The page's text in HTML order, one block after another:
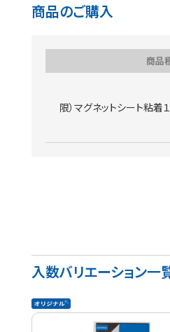
商品のご購入
商品
限）マグネットシート粘着
入数バリエーション一